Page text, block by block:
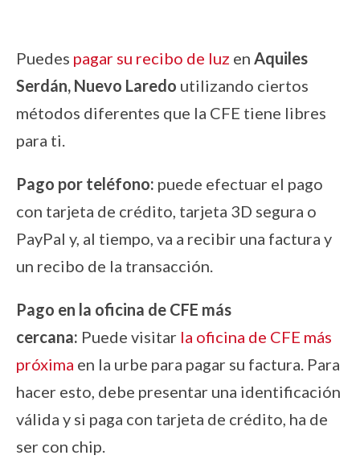
Puedes pagar su recibo de luz en Aquiles
Serdán, Nuevo Laredo utilizando ciertos
métodos diferentes que la CFE tiene libres
para ti.
Pago por teléfono: puede efectuar el pago
con tarjeta de crédito, tarjeta 3D segura o
PayPal y, al tiempo, va a recibir una factura y
un recibo de la transacción.
Pago en la oficina de CFE más
cercana: Puede visitar la oficina de CFE más
próxima en la urbe para pagar su factura. Para
hacer esto, debe presentar una identificación
válida y si paga con tarjeta de crédito, ha de
ser con chip.